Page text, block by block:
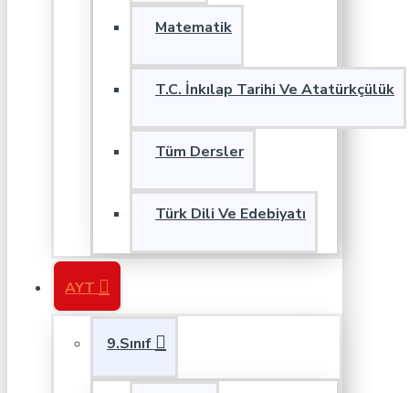
Matematik
T.C. İnkılap Tarihi Ve Atatürkçülük
Tüm Dersler
Türk Dili Ve Edebiyatı
AYT
9.Sınıf